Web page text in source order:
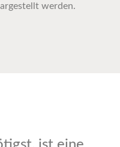
werden.